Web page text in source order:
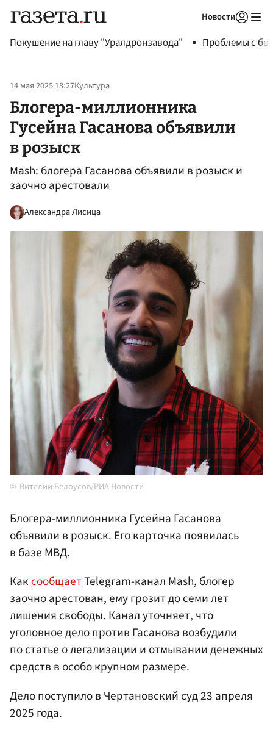
Новости
Покушение на главу "Уралдронзавода" Проблемы с
14 мая 2025 18:27Культура
Блогера-миллионника
Гусейна Гасанова объявили
в розыск
Mash: блогера Гасанова объявили в розыск и
заочно арестовали
Александра Лисица
Виталий Белоусов/РИА Новости
Блогера-миллионника ГусейнаГасанова
объявили в розыск. Его карточка появилась
в базе МВД.
КаксообщаетTelegram-канал Mash, блогер
заочно арестован, ему грозит до семи лет
лишения свободы. Канал уточняет, что
уголовное дело против Гасанова возбудили
по статье о легализации и отмывании денежных
средств в особо крупном размере.
Дело поступило в Чертановский суд 23 апреля
2025 года.